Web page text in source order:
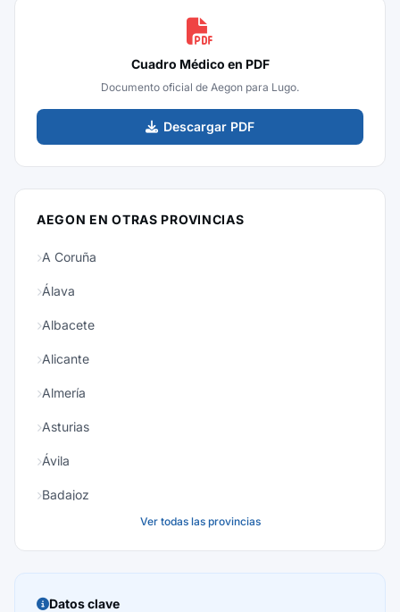
Cuadro Médico en PDF
Documento oficial de Aegon para Lugo.
Descargar PDF
AEGON EN OTRAS PROVINCIAS
A Coruña
Álava
Albacete
Alicante
Almería
Asturias
Ávila
Badajoz
Burgos
Ver todas las provincias
Datos clave